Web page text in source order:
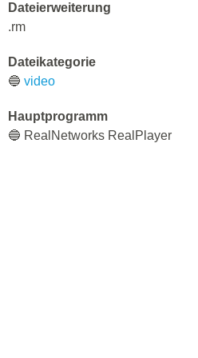
Dateierweiterung
.rm
Dateikategorie
🔵 video
Hauptprogramm
🔵 RealNetworks RealPlayer